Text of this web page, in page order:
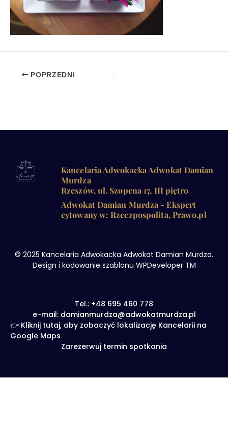
POPRZEDNI
Kancelaria Adwokacka Adwokat Damian
Murdza
Rzeszów, ul. Szopena 17, III piętro
Adwokat Damian Murdza - Ekspert
cytowany w: Rzeczpospolita, Prawo.pl
© 2025 Kancelaria Adwokacka Adwokat Damian Murdza.
Design i kodowanie szablonu WPDeveloper TM
Tel.: +48 695 460 778
e-mail: damianmurdza@adwokatmurdza.pl
👉 Kliknij tutaj, aby zobaczyć lokalizację Kancelarii na
Google Maps
Zarezerwuj termin spotkania